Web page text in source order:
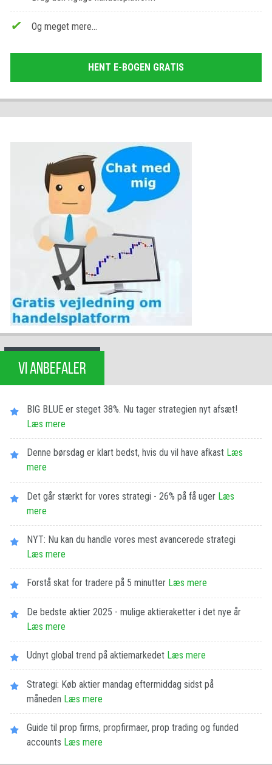
Og meget mere…
HENT E-BOGEN GRATIS
VI ANBEFALER
BIG BLUE er steget 38%. Nu tager strategien nyt afsæt!
Læs mere
Denne børsdag er klart bedst, hvis du vil have afkast Læs
mere
Det går stærkt for vores strategi - 26% på få uger Læs
mere
NYT: Nu kan du handle vores mest avancerede strategi
Læs mere
Forstå skat for tradere på 5 minutter Læs mere
De bedste aktier 2025 - mulige aktieraketter i det nye år
Læs mere
Udnyt global trend på aktiemarkedet Læs mere
Strategi: Køb aktier mandag eftermiddag sidst på
måneden Læs mere
Guide til prop firms, propfirmaer, prop trading og funded
accounts Læs mere